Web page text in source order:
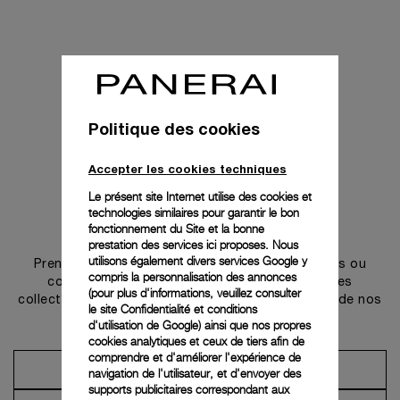
Prendre contact
Prenez rendez-vous dans l’une de nos boutiques ou
contactez notre conciergerie pour découvrir les
collections et bénéficier des conseils ou services de nos
ambassadeurs.
Prendre un rendez-vous
Politique des cookies
Accepter les cookies techniques
Le présent site Internet utilise des cookies et
technologies similaires pour garantir le bon
fonctionnement du Site et la bonne
prestation des services ici proposes. Nous
utilisons également divers services Google y
compris la personnalisation des annonces
(pour plus d'informations, veuillez consulter
le site Confidentialité et conditions
d'utilisation de Google) ainsi que nos propres
cookies analytiques et ceux de tiers afin de
comprendre et d'améliorer l'expérience de
navigation de l'utilisateur, et d'envoyer des
supports publicitaires correspondant aux